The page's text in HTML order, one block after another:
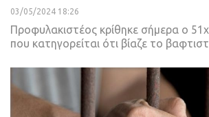
03/05/2024 18:26
Προφυλακιστέος κρίθηκε σήμερα ο
που κατηγορείται ότι βίαζε το